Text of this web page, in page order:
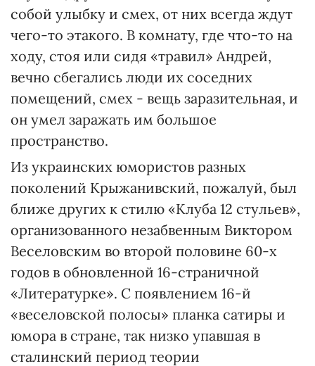
собой улыбку и смех, от них всегда ждут
чего-то этакого. В комнату, где что-то на
ходу, стоя или сидя «травил» Андрей,
вечно сбегались люди их соседних
помещений, смех - вещь заразительная, и
он умел заражать им большое
пространство.
Из украинских юмористов разных
поколений Крыжанивский, пожалуй, был
ближе других к стилю «Клуба 12 стульев»,
организованного незабвенным Виктором
Веселовским во второй половине 60-х
годов в обновленной 16-страничной
«Литературке». С появлением 16-й
«веселовской полосы» планка сатиры и
юмора в стране, так низко упавшая в
сталинский период теории